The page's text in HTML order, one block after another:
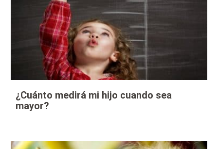
¿Cuánto medirá mi hijo cuando sea
mayor?